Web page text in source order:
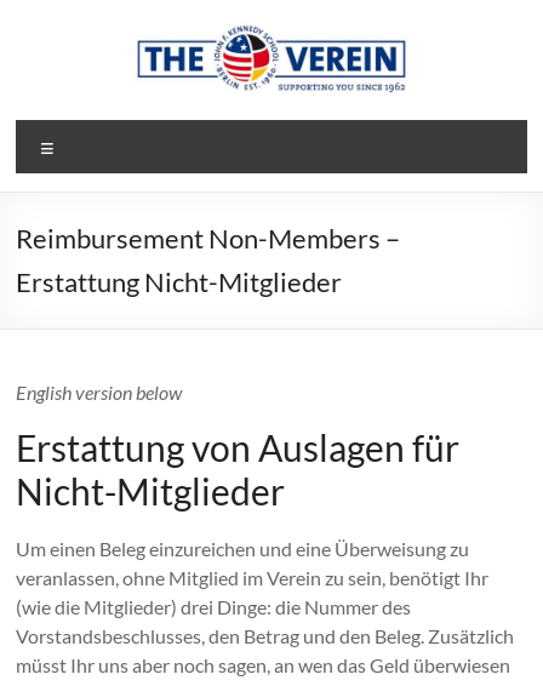
The
Verein
of
Parents
the
F-
Kennedy-
School
of
Berlin
e.V.
Reimbursement Non-Members –
Erstattung Nicht-Mitglieder
English version below
Erstattung von Auslagen für
Nicht-Mitglieder
Um einen Beleg einzureichen und eine Überweisung zu
veranlassen, ohne Mitglied im Verein zu sein, benötigt Ihr
(wie die Mitglieder) drei Dinge: die Nummer des
Vorstandsbeschlusses, den Betrag und den Beleg. Zusätzlich
müsst Ihr uns aber noch sagen, an wen das Geld überwiesen